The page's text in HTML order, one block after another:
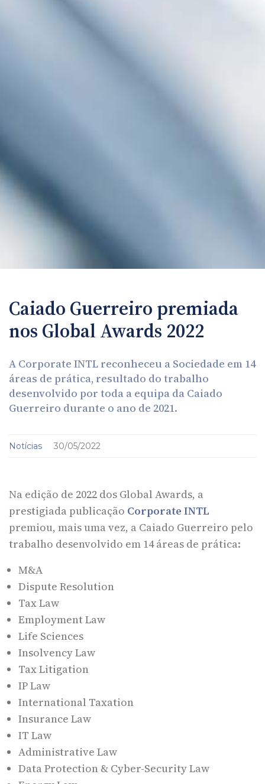
Caiado Guerreiro premiada
nos Global Awards 2022
A Corporate INTL reconheceu a Sociedade em 14
áreas de prática, resultado do trabalho
desenvolvido por toda a equipa da Caiado
Guerreiro durante o ano de 2021.
Notícias 30/05/2022
Na edição de 2022 dos Global Awards, a
prestigiada publicação Corporate INTL
premiou, mais uma vez, a Caiado Guerreiro pelo
trabalho desenvolvido em 14 áreas de prática:
M&A
Dispute Resolution
Tax Law
Employment Law
Life Sciences
Insolvency Law
Tax Litigation
IP Law
International Taxation
Insurance Law
IT Law
Administrative Law
Data Protection & Cyber-Security Law